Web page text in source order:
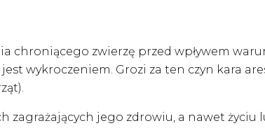
chroniącego zwierzę przed wpływem
wykroczeniem. Grozi za ten czyn kara
zagrażających jego zdrowiu, a nawet życiu